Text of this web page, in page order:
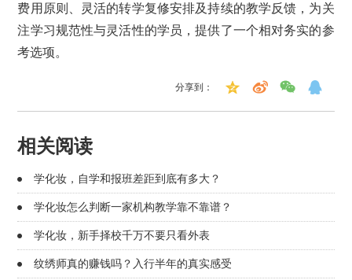
费用原则、灵活的转学复修安排及持续的教学反馈，为关
注学习规范性与灵活性的学员，提供了一个相对务实的参
考选项。
分享到：
相关阅读
学化妆，自学和报班差距到底有多大？
学化妆怎么判断一家机构教学靠不靠谱？
学化妆，新手择校千万不要只看外表
纹绣师真的赚钱吗？入行半年的真实感受